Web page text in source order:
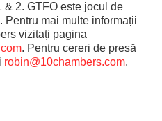
& 2. GTFO este jocul de
Pentru mai multe informații
vizitați pagina
. Pentru cereri de presă
robin@10chambers.com.